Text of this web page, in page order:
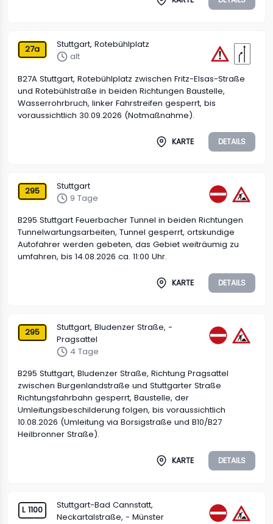
27a
Stuttgart, Rotebühlplatz
alt
B27A Stuttgart, Rotebühlplatz zwischen Fritz-Elsas-Straße
und Rotebühlstraße in beiden Richtungen Baustelle,
Wasserrohrbruch, linker Fahrstreifen gesperrt, bis
voraussichtlich 30.09.2026 (Notmaßnahme).
KARTE DETAILS
295
Stuttgart
9 Tage
B295 Stuttgart Feuerbacher Tunnel in beiden Richtungen
Tunnelwartungsarbeiten, Tunnel gesperrt, ortskundige
Autofahrer werden gebeten, das Gebiet weiträumig zu
umfahren, bis 14.08.2026 ca. 11:00 Uhr.
KARTE DETAILS
295
Stuttgart, Bludenzer Straße, -
Pragsattel
4 Tage
B295 Stuttgart, Bludenzer Straße, Richtung Pragsattel
zwischen Burgenlandstraße und Stuttgarter Straße
Richtungsfahrbahn gesperrt, Baustelle, der
Umleitungsbeschilderung folgen, bis voraussichtlich
10.08.2026 (Umleitung via Borsigstraße und B10/B27
Heilbronner Straße).
KARTE DETAILS
L 1100
Stuttgart-Bad Cannstatt,
Neckartalstraße, - Münster